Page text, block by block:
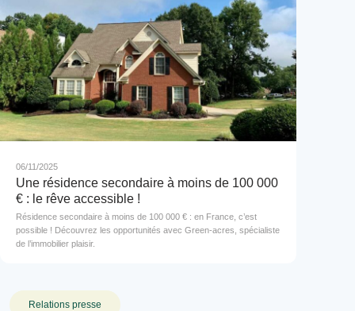
06/11/2025
Une résidence secondaire à moins de 100 000
€ : le rêve accessible !
Résidence secondaire à moins de 100 000 € : en France, c’est
possible ! Découvrez les opportunités avec Green-acres, spécialiste
de l’immobilier plaisir.
Relations presse